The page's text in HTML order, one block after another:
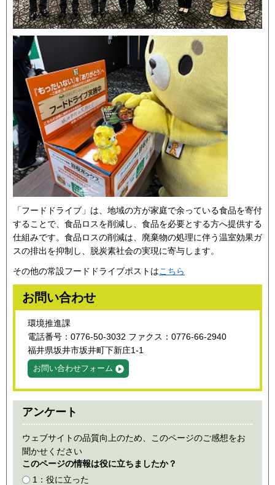
「フードドライブ」は、地域の方が家庭で余っている食品を寄付
することで、食品ロスを削減し、食品を必要とする方へ提供する
仕組みです。食品ロスの削減は、廃棄物の処理に伴う温室効果ガ
スの排出を抑制し、脱炭素社会の実現に寄与します。
その他の常設フードドライブポストはこちら
お問い合わせ
環境推進課
電話番号：0776-50-3032 ファクス：0776-66-2940
福井県坂井市坂井町下新庄1-1
お問い合わせフォーム
アンケート
ウェブサイトの品質向上のため、このページのご感想をお
聞かせください
このページの情報は役に立ちましたか？
1：役に立った